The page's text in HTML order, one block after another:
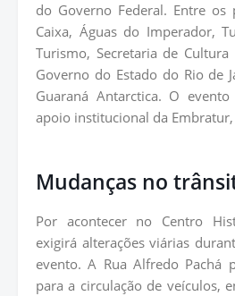
do Governo Federal. Entre os
Caixa, Águas do Imperador,
Turismo, Secretaria de Cultura
Governo do Estado do Rio de
Guaraná Antarctica. O
apoio institucional da Embratur,
Mudanças no
Por acontecer no Centro
exigirá alterações viárias
evento. A Rua Alfredo Pachá
para a circulação de veículos,